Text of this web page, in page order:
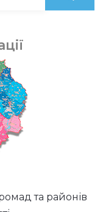
та районів